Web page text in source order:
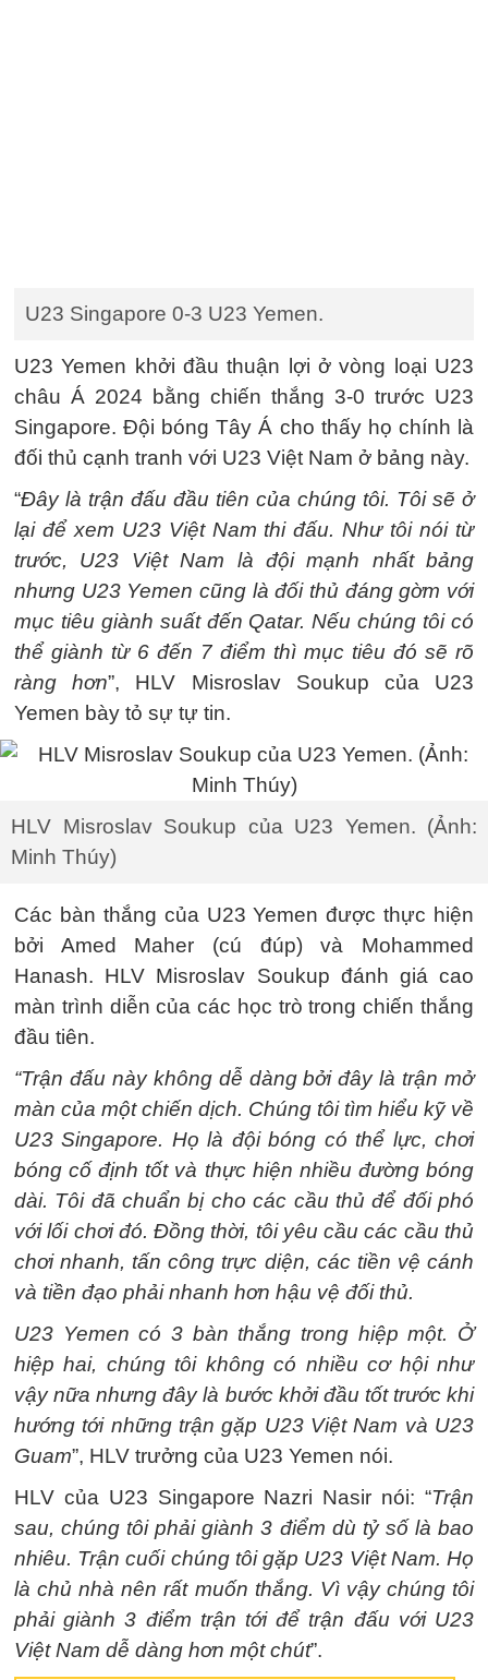
U23 Singapore 0-3 U23 Yemen.
U23 Yemen khởi đầu thuận lợi ở vòng loại U23
châu Á 2024 bằng chiến thắng 3-0 trước U23
Singapore. Đội bóng Tây Á cho thấy họ chính là
đối thủ cạnh tranh với U23 Việt Nam ở bảng này.
“Đây là trận đấu đầu tiên của chúng tôi. Tôi sẽ ở
lại để xem U23 Việt Nam thi đấu. Như tôi nói từ
trước, U23 Việt Nam là đội mạnh nhất bảng
nhưng U23 Yemen cũng là đối thủ đáng gờm với
mục tiêu giành suất đến Qatar. Nếu chúng tôi có
thể giành từ 6 đến 7 điểm thì mục tiêu đó sẽ rõ
ràng hơn”, HLV Misroslav Soukup của U23
Yemen bày tỏ sự tự tin.
HLV Misroslav Soukup của U23 Yemen. (Ảnh:
Minh Thúy)
Các bàn thắng của U23 Yemen được thực hiện
bởi Amed Maher (cú đúp) và Mohammed
Hanash. HLV Misroslav Soukup đánh giá cao
màn trình diễn của các học trò trong chiến thắng
đầu tiên.
“Trận đấu này không dễ dàng bởi đây là trận mở
màn của một chiến dịch. Chúng tôi tìm hiểu kỹ về
U23 Singapore. Họ là đội bóng có thể lực, chơi
bóng cố định tốt và thực hiện nhiều đường bóng
dài. Tôi đã chuẩn bị cho các cầu thủ để đối phó
với lối chơi đó. Đồng thời, tôi yêu cầu các cầu thủ
chơi nhanh, tấn công trực diện, các tiền vệ cánh
và tiền đạo phải nhanh hơn hậu vệ đối thủ.
U23 Yemen có 3 bàn thắng trong hiệp một. Ở
hiệp hai, chúng tôi không có nhiều cơ hội như
vậy nữa nhưng đây là bước khởi đầu tốt trước khi
hướng tới những trận gặp U23 Việt Nam và U23
Guam”, HLV trưởng của U23 Yemen nói.
HLV của U23 Singapore Nazri Nasir nói: “Trận
sau, chúng tôi phải giành 3 điểm dù tỷ số là bao
nhiêu. Trận cuối chúng tôi gặp U23 Việt Nam. Họ
là chủ nhà nên rất muốn thắng. Vì vậy chúng tôi
phải giành 3 điểm trận tới để trận đấu với U23
Việt Nam dễ dàng hơn một chút”.